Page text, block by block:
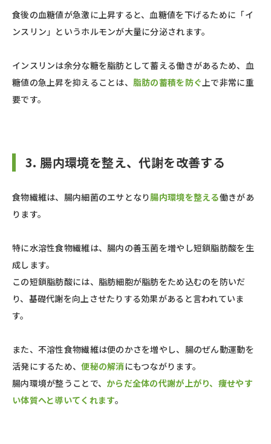
食後の血糖値が急激に上昇すると、血糖値を下げるために「イ
ンスリン」というホルモンが大量に分泌されます。
インスリンは余分な糖を脂肪として蓄える働きがあるため、血
糖値の急上昇を抑えることは、 脂肪の蓄積を防ぐ上で非常に重
要です。
3. 腸内環境を整え、代謝を改善する
食物繊維は、腸内細菌のエサとなり腸内環境を整える働きがあ
ります。
特に水溶性食物繊維は、腸内の善玉菌を増やし短鎖脂肪酸を生
成します。
この短鎖脂肪酸には、脂肪細胞が脂肪をため込むのを防いだ
り、基礎代謝を向上させたりする効果があると言われていま
す。
また、不溶性食物繊維は便のかさを増やし、腸のぜん動運動を
活発にするため、便秘の解消にもつながります。
腸内環境が整うことで、 からだ全体の代謝が上がり、痩せやす
い体質へと導いてくれます。